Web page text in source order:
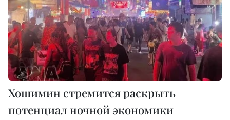
Хошимин стремится раскрыть
потенциал ночной экономики